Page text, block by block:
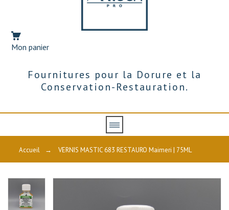
Mon panier
Fournitures pour la Dorure et la
Conservation-Restauration.
Accueil → VERNIS MASTIC 683 RESTAURO Maimeri | 75ML